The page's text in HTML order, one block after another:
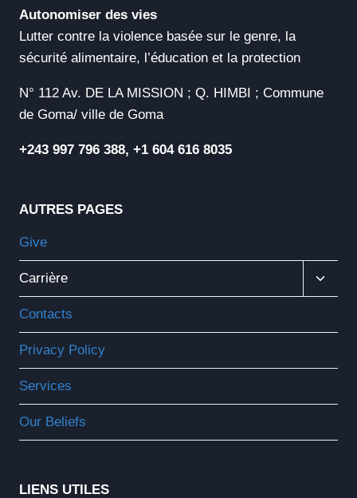
Autonomiser des vies
Lutter contre la violence basée sur le genre, la
sécurité alimentaire, l’éducation et la protection
N° 112 Av. DE LA MISSION ; Q. HIMBI ; Commune
de Goma/ ville de Goma
+243 997 796 388, +1 604 616 8035
AUTRES PAGES
Give
Carrière
Le
Contacts
Privacy Policy
Services
Our Beliefs
LIENS UTILES